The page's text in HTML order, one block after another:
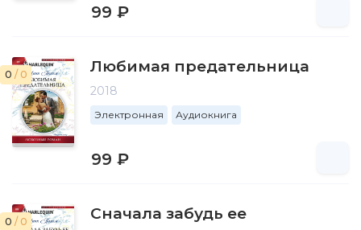
99 ₽
0 / 0 Любимая предательница
2018
Электронная Аудиокнига
99 ₽
0 / 0 Сначала забудь ее